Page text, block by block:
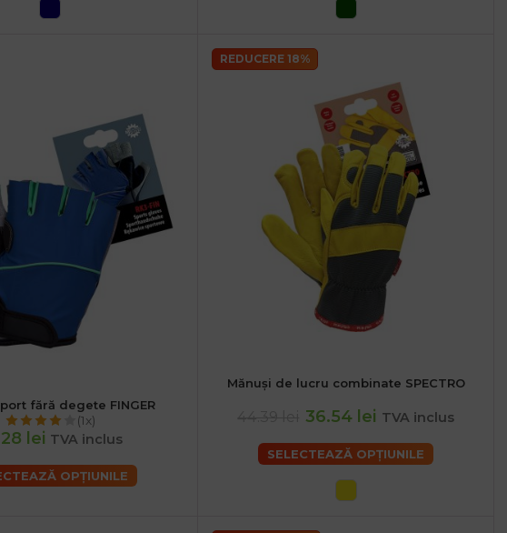
M L XL
fără degete FINGER
(1x)
lei TVA inclus
OPȚIUNILE
REDUCERE 18%
S M L XL
Mănuși de lucru combinate SPECTRO
36.54 lei TVA inclus
SELECTEAZĂ OPȚIUNILE